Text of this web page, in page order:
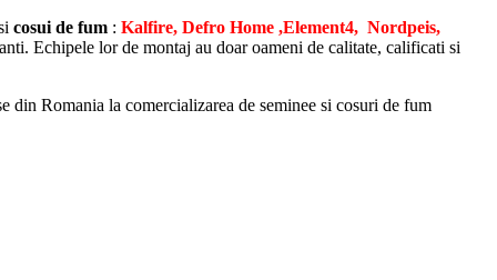
cosui de fum : Kalfire, Defro Home ,Element4, Nordpeis,
Echipele lor de montaj au doar oameni de calitate, calificati si
din Romania la comercializarea de seminee si cosuri de fum